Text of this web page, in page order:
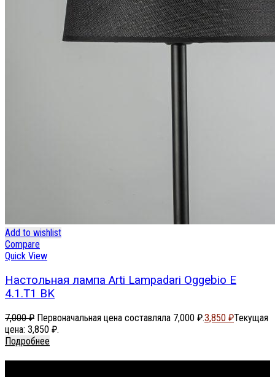
Add to wishlist
Compare
Quick View
Настольная лампа Arti Lampadari Oggebio E
4.1.T1 BK
7,000₽ Первоначальная цена составляла 7,000 ₽.3,850 ₽Текущая
цена: 3,850 ₽.
Подробнее